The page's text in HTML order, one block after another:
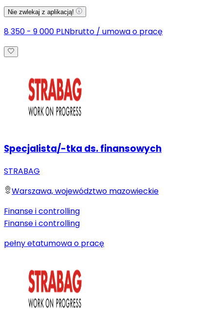
Nie zwlekaj z aplikacją!
8 350 - 9 000 PLNbrutto / umowa o pracę
Specjalista/-tka ds. finansowych
STRABAG
Warszawa, województwo mazowieckie
Finanse i controlling
Finanse i controlling
pełny etatumowa o pracę